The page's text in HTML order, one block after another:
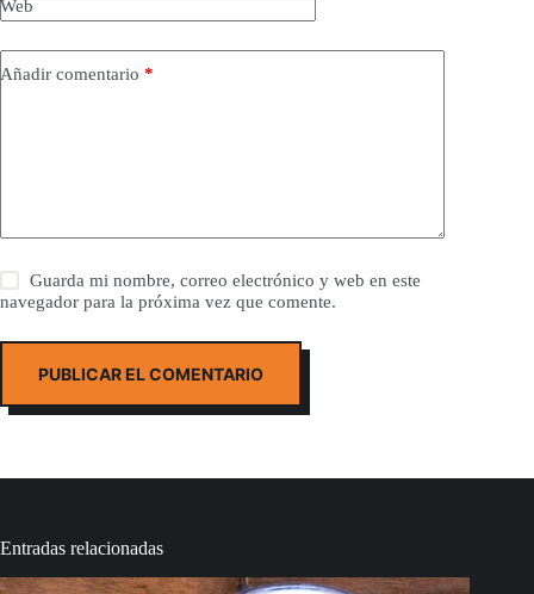
Web
Añadir comentario *
Guarda mi nombre, correo electrónico y web en este
navegador para la próxima vez que comente.
PUBLICAR EL COMENTARIO
Entradas relacionadas